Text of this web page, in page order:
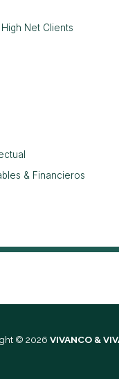
Net Clients
& Financieros
© 2026 VIVANCO &